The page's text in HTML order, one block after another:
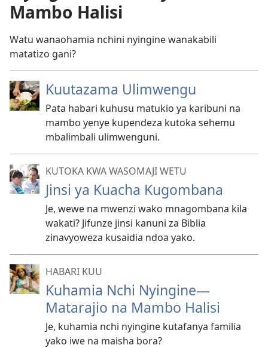
Mambo Halisi
Watu wanaohamia nchini nyingine wanakabili
matatizo gani?
Kuutazama Ulimwengu
Pata habari kuhusu matukio ya karibuni na
mambo yenye kupendeza kutoka sehemu
mbalimbali ulimwenguni.
KUTOKA KWA WASOMAJI WETU
Jinsi ya Kuacha Kugombana
Je, wewe na mwenzi wako mnagombana kila
wakati? Jifunze jinsi kanuni za Biblia
zinavyoweza kusaidia ndoa yako.
HABARI KUU
Kuhamia Nchi Nyingine—
Matarajio na Mambo Halisi
Je, kuhamia nchi nyingine kutafanya familia
yako iwe na maisha bora?